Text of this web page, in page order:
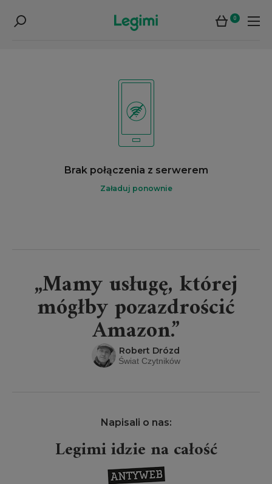
0
Brak połączenia z serwerem
Załaduj ponownie
„Mamy usługę, której
mógłby pozazdrościć
Amazon.”
Robert Drózd
Świat Czytników
Napisali o nas:
Legimi idzie na całość